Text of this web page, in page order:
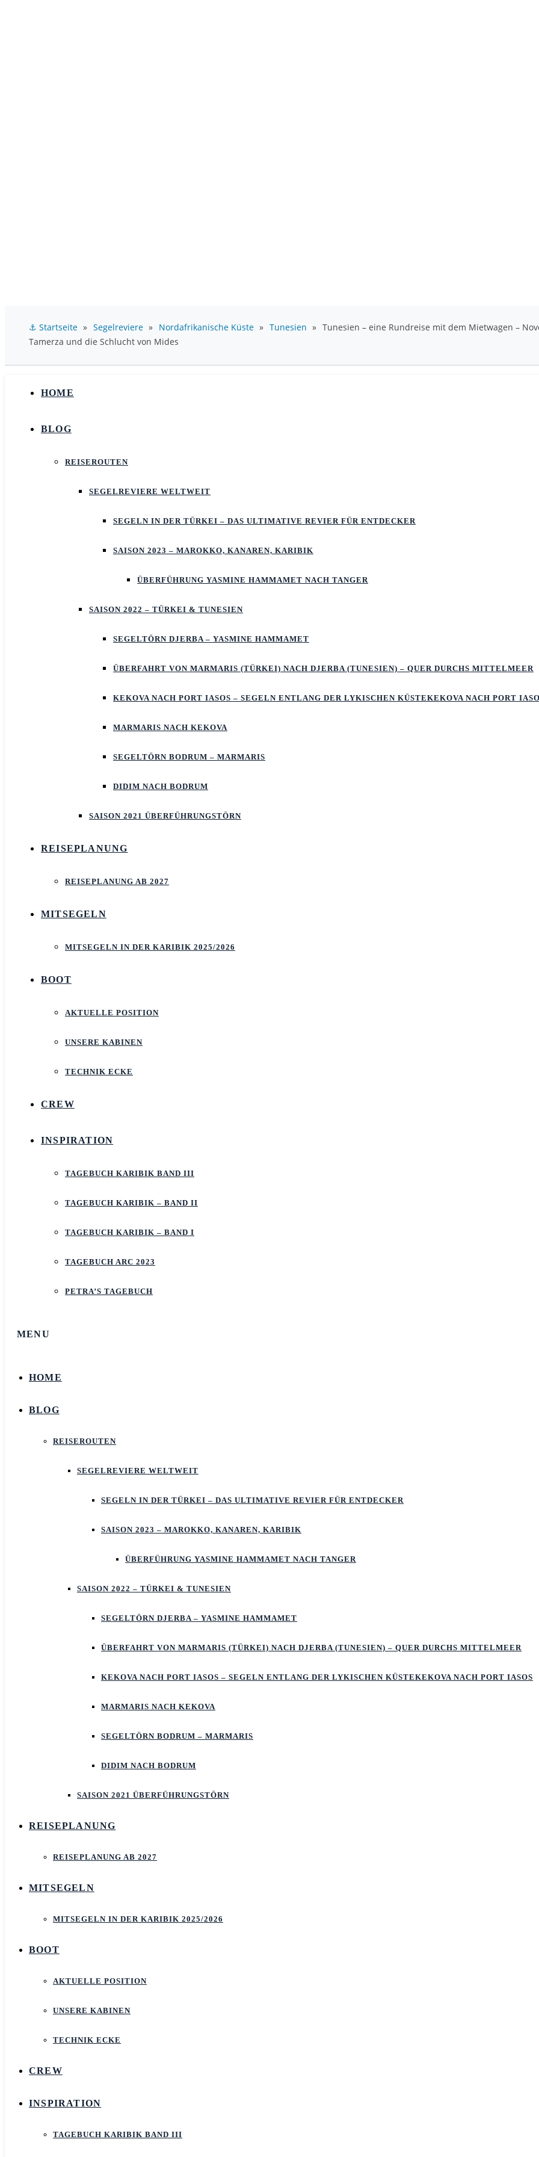
⚓ Startseite » Segelreviere » Nordafrikanische Küste » Tunesien » Tunesien – eine Rundreise mit dem Mietwagen –
Tamerza und die Schlucht von Mides
HOME
BLOG
REISEROUTEN
SEGELREVIERE WELTWEIT
SEGELN IN DER TÜRKEI – DAS ULTIMATIVE REVIER FÜR ENTDECKER
SAISON 2023 – MAROKKO, KANAREN, KARIBIK
ÜBERFÜHRUNG YASMINE HAMMAMET NACH TANGER
SAISON 2022 – TÜRKEI & TUNESIEN
SEGELTÖRN DJERBA – YASMINE HAMMAMET
ÜBERFAHRT VON MARMARIS (TÜRKEI) NACH DJERBA (TUNESIEN) – QUER DURCHS MITTELMEER
KEKOVA NACH PORT IASOS – SEGELN ENTLANG DER LYKISCHEN KÜSTEKEKOVA NACH PORT
MARMARIS NACH KEKOVA
SEGELTÖRN BODRUM – MARMARIS
DIDIM NACH BODRUM
SAISON 2021 ÜBERFÜHRUNGSTÖRN
REISEPLANUNG
REISEPLANUNG AB 2027
MITSEGELN
MITSEGELN IN DER KARIBIK 2025/2026
BOOT
AKTUELLE POSITION
UNSERE KABINEN
TECHNIK ECKE
CREW
INSPIRATION
TAGEBUCH KARIBIK BAND III
TAGEBUCH KARIBIK – BAND II
TAGEBUCH KARIBIK – BAND I
TAGEBUCH ARC 2023
PETRA’S TAGEBUCH
MENU
HOME
BLOG
REISEROUTEN
SEGELREVIERE WELTWEIT
SEGELN IN DER TÜRKEI – DAS ULTIMATIVE REVIER FÜR ENTDECKER
SAISON 2023 – MAROKKO, KANAREN, KARIBIK
ÜBERFÜHRUNG YASMINE HAMMAMET NACH TANGER
SAISON 2022 – TÜRKEI & TUNESIEN
SEGELTÖRN DJERBA – YASMINE HAMMAMET
ÜBERFAHRT VON MARMARIS (TÜRKEI) NACH DJERBA (TUNESIEN) – QUER DURCHS MITTELMEER
KEKOVA NACH PORT IASOS – SEGELN ENTLANG DER LYKISCHEN KÜSTEKEKOVA NACH PORT IASOS
MARMARIS NACH KEKOVA
SEGELTÖRN BODRUM – MARMARIS
DIDIM NACH BODRUM
SAISON 2021 ÜBERFÜHRUNGSTÖRN
REISEPLANUNG
REISEPLANUNG AB 2027
MITSEGELN
MITSEGELN IN DER KARIBIK 2025/2026
BOOT
AKTUELLE POSITION
UNSERE KABINEN
TECHNIK ECKE
CREW
INSPIRATION
TAGEBUCH KARIBIK BAND III